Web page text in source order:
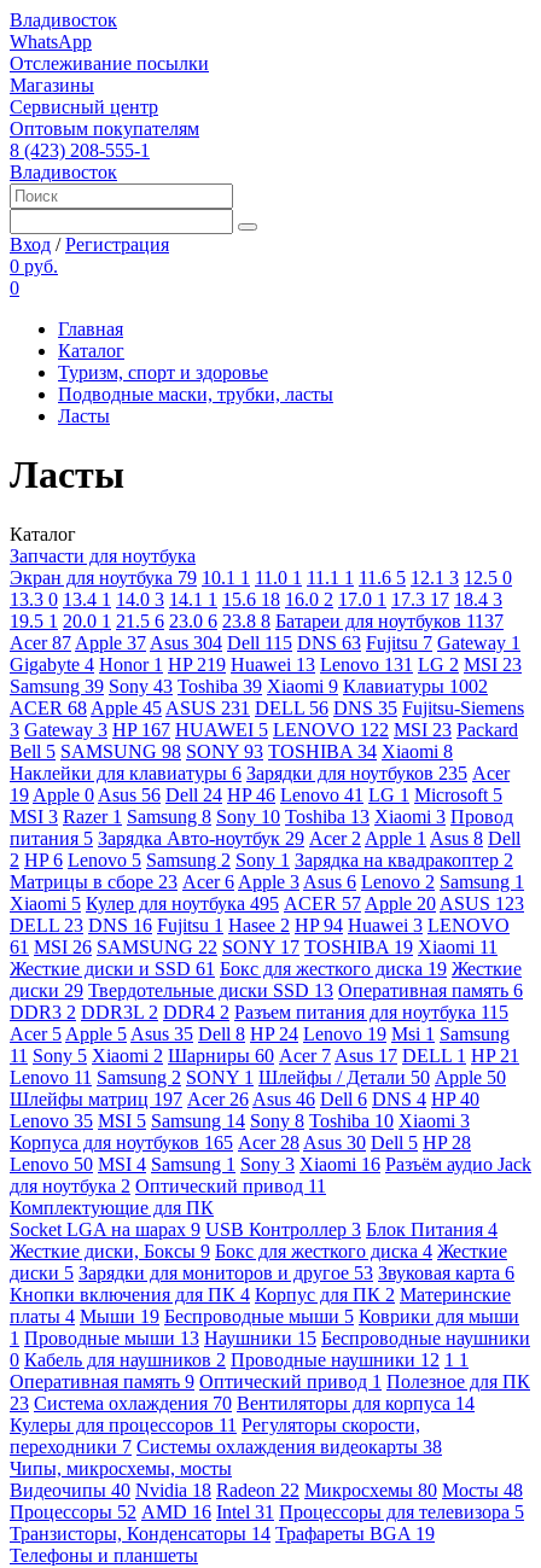
Владивосток
WhatsApp
Отслеживание посылки
Магазины
Сервисный центр
Оптовым покупателям
8 (423) 208-555-1
Владивосток
Вход /Регистрация
0 руб.
0
Главная
Каталог
Туризм, спорт и здоровье
Подводные маски, трубки, ласты
Ласты
Ласты
Каталог
Запчасти для ноутбука
Экран для ноутбука 79 10.1 1 11.0 1 11.1 1 11.6 5 12.1 3 12.5 0
13.3 0 13.4 1 14.0 3 14.1 1 15.6 18 16.0 2 17.0 1 17.3 17 18.4 3
19.5 1 20.0 1 21.5 6 23.0 6 23.8 8 Батареи для ноутбуков 1137
Acer87 Apple 37 Asus 304 Dell 115 DNS 63 Fujitsu 7 Gateway 1
Gigabyte 4 Honor 1 HP 219 Huawei 13 Lenovo 131 LG 2 MSI 23
Samsung 39 Sony 43 Toshiba 39 Xiaomi 9 Клавиатуры 1002
ACER 68 Apple 45 ASUS 231 DELL 56 DNS 35 Fujitsu-Siemens
3 Gateway 3 HP 167 HUAWEI 5 LENOVO 122 MSI 23 Packard
Bell 5 SAMSUNG 98 SONY 93 TOSHIBA 34 Xiaomi 8
Наклейки для клавиатуры 6 Зарядки для ноутбуков 235 Acer
19 Apple 0 Asus 56 Dell 24 HP46 Lenovo 41 LG 1 Microsoft 5
MSI 3 Razer 1 Samsung 8 Sony 10 Toshiba 13 Xiaomi 3 Провод
питания 5 Зарядка Авто-ноутбук 29 Acer 2 Apple 1 Asus 8 Dell
2 HP6 Lenovo 5 Samsung 2 Sony 1 Зарядка на квадракоптер 2
Матрицы в сборе 23 Acer6 Apple 3 Asus 6 Lenovo 2 Samsung 1
Xiaomi 5 Кулер для ноутбука 495 ACER 57 Apple 20 ASUS 123
DELL 23 DNS 16 Fujitsu 1 Hasee 2 HP94 Huawei 3 LENOVO
61 MSI 26 SAMSUNG 22 SONY 17 TOSHIBA 19 Xiaomi 11
Жесткие диски и SSD 61 Бокс для жесткого диска 19 Жесткие
диски 29 Твердотельные диски SSD 13 Оперативная память 6
DDR3 2 DDR3L 2 DDR4 2 Разъем питания для ноутбука 115
Acer 5 Apple 5 Asus 35 Dell 8 HP 24 Lenovo 19 Msi 1 Samsung
11 Sony 5 Xiaomi 2 Шарниры 60 Acer 7 Asus 17 DELL 1 HP 21
Lenovo 11 Samsung 2 SONY 1 Шлейфы / Детали 50 Apple 50
Шлейфы матриц 197 Acer 26 Asus 46 Dell 6 DNS 4 HP40
Lenovo 35 MSI 5 Samsung 14 Sony 8 Toshiba 10 Xiaomi 3
Корпуса для ноутбуков 165 Acer 28 Asus 30 Dell 5 HP 28
Lenovo 50 MSI 4 Samsung 1 Sony 3 Xiaomi 16 Разъём аудио Jack
для ноутбука 2 Оптический привод 11
Комплектующие для ПК
Socket LGA на шарах 9 USB Контроллер 3 Блок Питания 4
Жесткие диски, Боксы 9 Бокс для жесткого диска 4 Жесткие
диски 5 Зарядки для мониторов и другое 53 Звуковая карта 6
Кнопки включения для ПК 4 Корпус для ПК 2 Материнские
платы 4 Мыши 19 Беспроводные мыши 5 Коврики для мыши
1 Проводные мыши 13 Наушники 15 Беспроводные наушники
0 Кабель для наушников 2 Проводные наушники 12 1 1
Оперативная память 9 Оптический привод 1 Полезное для ПК
23 Система охлаждения 70 Вентиляторы для корпуса 14
Кулеры для процессоров 11 Регуляторы скорости,
переходники 7 Системы охлаждения видеокарты 38
Чипы, микросхемы, мосты
Видеочипы 40 Nvidia 18 Radeon 22 Микросхемы 80 Мосты 48
Процессоры 52 AMD 16 Intel 31 Процессоры для телевизора 5
Транзисторы, Конденсаторы 14 Трафареты BGA 19
Телефоны и планшеты